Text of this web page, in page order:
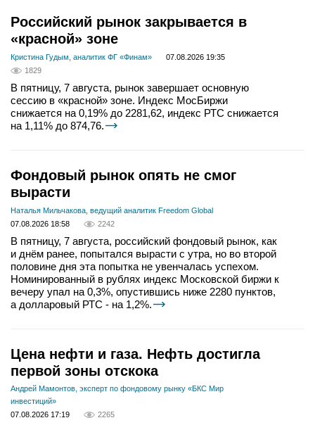
Российский рынок закрывается в
«красной» зоне
Кристина Гудым, аналитик ФГ «Финам»
07.08.2026 19:35
1829
В пятницу, 7 августа, рынок завершает основную
сессию в «красной» зоне. Индекс МосБиржи
снижается на 0,19% до 2281,62, индекс РТС снижается
на 1,11% до 874,76.
Фондовый рынок опять не смог
вырасти
Наталья Мильчакова, ведущий аналитик Freedom Global
07.08.2026 18:58
2242
В пятницу, 7 августа, российский фондовый рынок, как
и днём ранее, попытался вырасти с утра, но во второй
половине дня эта попытка не увенчалась успехом.
Номинированный в рублях индекс Московской биржи к
вечеру упал на 0,3%, опустившись ниже 2280 пунктов,
а долларовый РТС - на 1,2%.
Цена нефти и газа. Нефть достигла
первой зоны отскока
Андрей Мамонтов, эксперт по фондовому рынку «БКС Мир
инвестиций»
07.08.2026 17:19
2265